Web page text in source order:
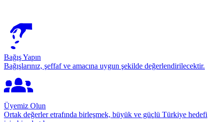
Bağış Yapın
Bağışlarınız, şeffaf ve amacına uygun şekilde değerlendirilecektir.
Üyemiz Olun
Ortak değerler etrafında birleşmek, büyük ve güçlü Türkiye hedefi